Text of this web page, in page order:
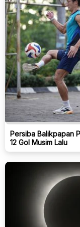
Persiba Balikpapan
12 Gol Musim Lalu